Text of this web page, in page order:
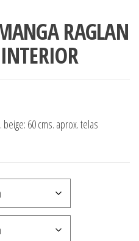
RAGLAN
60 cms. aprox. telas